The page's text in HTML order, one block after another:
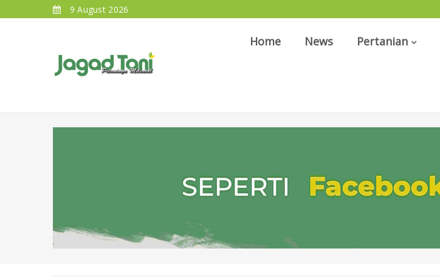
9 August 2026
Home News Pertanian